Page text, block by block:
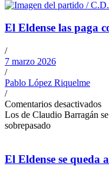
El Eldense las paga
/
7 marzo 2026
/
Pablo López Riquelme
/
Comentarios desactivados
Los de Claudio Barragán
sobrepasado
El Eldense se queda